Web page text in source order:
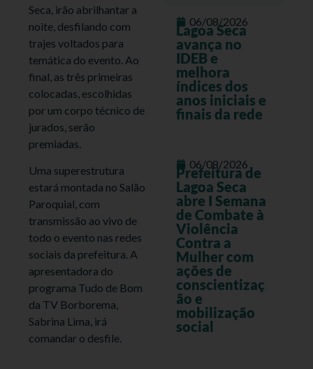
Seca, irão abrilhantar a
noite, desfilando com
trajes voltados para
temática do evento. Ao
final, as três primeiras
colocadas, escolhidas
por um corpo técnico de
jurados, serão
premiadas.
Uma superestrutura
estará montada no Salão
Paroquial, com
transmissão ao vivo de
todo o evento nas redes
sociais da prefeitura. A
apresentadora do
programa Tudo de Bom
da TV Borborema,
Sabrina Lima, irá
comandar o desfile.
06/08/2026
Lagoa Seca
avança no
IDEB e
melhora
índices dos
anos iniciais e
finais da rede
06/08/2026
Prefeitura de
Lagoa Seca
abre I Semana
de Combate à
Violência
Contra a
Mulher com
ações de
conscientizaç
ão e
mobilização
social